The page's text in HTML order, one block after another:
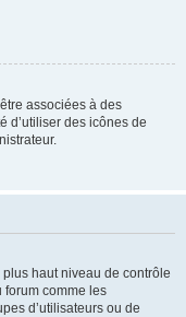
associées à des
d’utiliser des icônes de
haut niveau de contrôle
forum comme les
d’utilisateurs ou de